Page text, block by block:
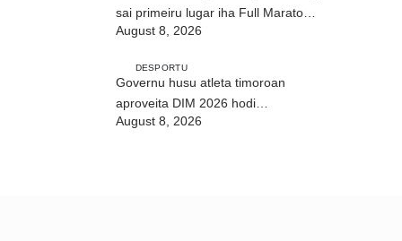
sai primeiru lugar iha Full Maratona
42Km
August 8, 2026
DESPORTU
Governu husu atleta timoroan
aproveita DIM 2026 hodi
dezenvolve kapasidade
August 8, 2026